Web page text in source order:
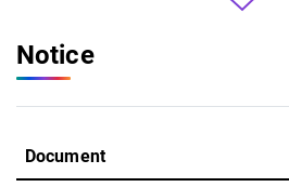
Notice
Document